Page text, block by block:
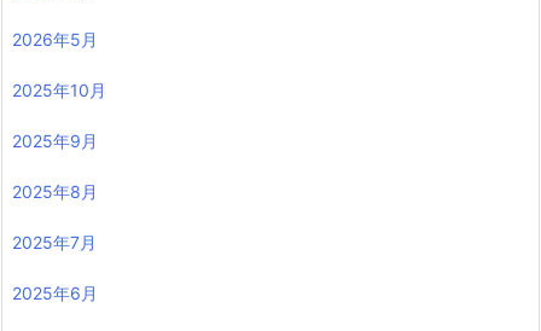
2026年5月
2025年10月
2025年9月
2025年8月
2025年7月
2025年6月